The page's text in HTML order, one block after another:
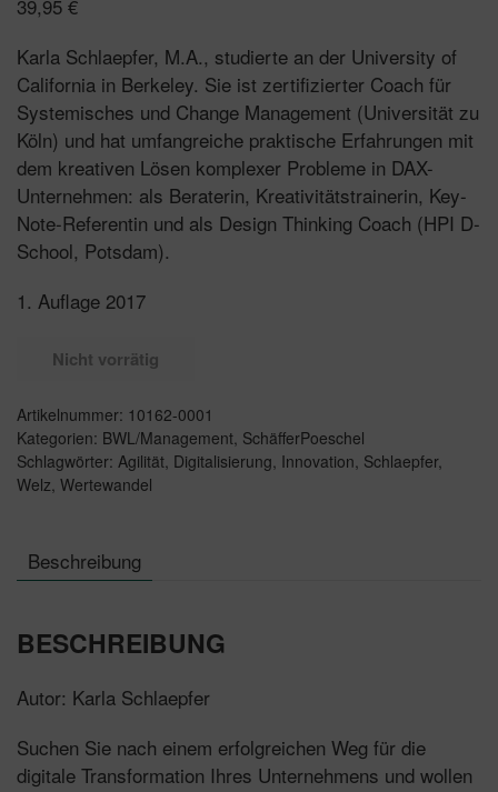
39,95 €
Karla Schlaepfer, M.A., studierte an der University of
California in Berkeley. Sie ist zertifizierter Coach für
Systemisches und Change Management (Universität zu
Köln) und hat umfangreiche praktische Erfahrungen mit
dem kreativen Lösen komplexer Probleme in DAX-
Unternehmen: als Beraterin, Kreativitätstrainerin, Key-
Note-Referentin und als Design Thinking Coach (HPI D-
School, Potsdam).
1. Auflage 2017
Nicht vorrätig
Artikelnummer: 10162-0001
Kategorien: BWL/Management, SchäfferPoeschel
Schlagwörter: Agilität, Digitalisierung, Innovation, Schlaepfer,
Welz, Wertewandel
Beschreibung
BESCHREIBUNG
Autor: Karla Schlaepfer
Suchen Sie nach einem erfolgreichen Weg für die
digitale Transformation Ihres Unternehmens und wollen